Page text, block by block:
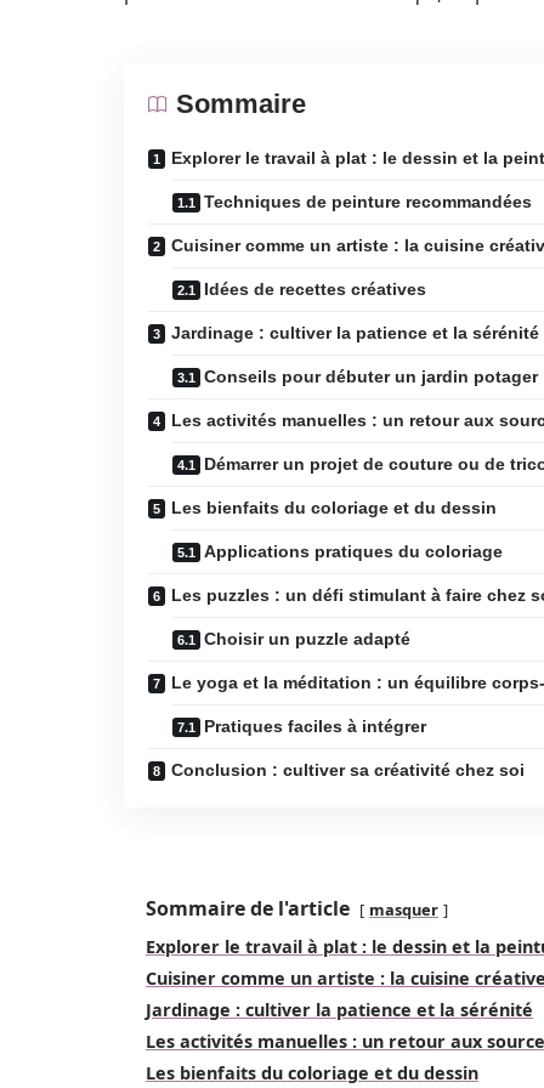
Sommaire
Explorer le travail à plat : le dessin et la
Techniques de peinture recommandées
Cuisiner comme un artiste : la cuisine
Idées de recettes créatives
Jardinage : cultiver la patience et la sérénité
Conseils pour débuter un jardin potager
Les activités manuelles : un retour aux
Démarrer un projet de couture ou de
Les bienfaits du coloriage et du dessin
Applications pratiques du coloriage
Les puzzles : un défi stimulant à faire chez
Choisir un puzzle adapté
Le yoga et la méditation : un équilibre
Pratiques faciles à intégrer
Conclusion : cultiver sa créativité chez soi
Sommaire de l'article masquer
Explorer le travail à plat : le dessin et la
Cuisiner comme un artiste : la cuisine créative
Jardinage : cultiver la patience et la sérénité
Les activités manuelles : un retour aux
Les bienfaits du coloriage et du dessin